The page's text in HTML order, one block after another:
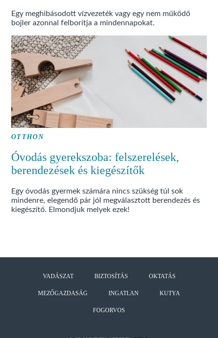
Egy meghibásodott vízvezeték vagy egy nem működő
bojler azonnal felborítja a mindennapokat.
OTTHON
Óvodás gyerekszoba: felszerelések,
berendezések és kiegészítők
Egy óvodás gyermek számára nincs szükség túl sok
mindenre, elegendő pár jól megválasztott berendezés és
kiegészítő. Elmondjuk melyek ezek!
VADÁSZAT BIZTOSÍTÁS OKTATÁS
MEZŐGAZDASÁG INGATLAN KUTYA
FOGORVOS